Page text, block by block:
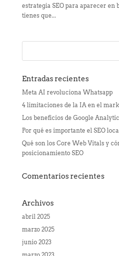
estrategia SEO para aparecer en
tienes que...
Entradas recientes
Meta AI revoluciona Whatsapp
4 limitaciones de la IA en el
Los beneficios de Google
Por qué es importante el SEO
Qué son los Core Web Vitals y
posicionamiento SEO
Comentarios recientes
Archivos
abril 2025
marzo 2025
junio 2023